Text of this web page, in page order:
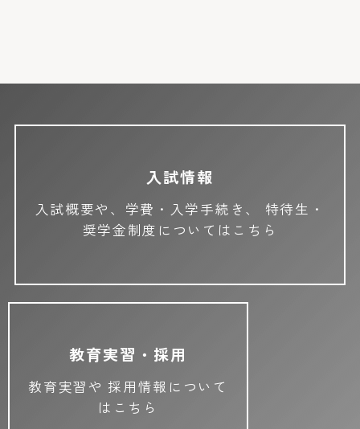
入試情報
入試概要や、学費・入学手続き、
特待生・
奨学金制度についてはこちら
教育実習・採用
教育実習や 採用情報について
はこちら